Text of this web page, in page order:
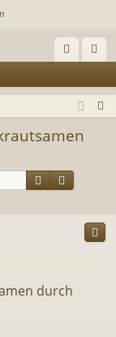
m
n
ist
Suche
durch